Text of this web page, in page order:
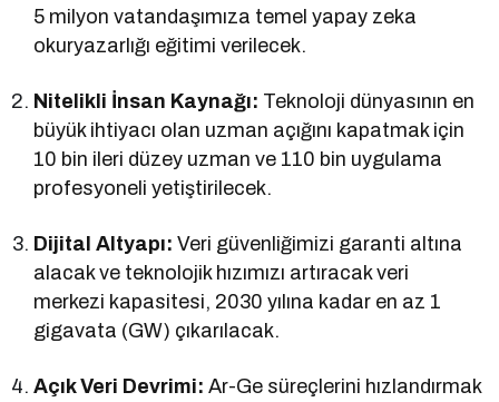
5 milyon vatandaşımıza temel yapay zeka
okuryazarlığı eğitimi verilecek.
Nitelikli İnsan Kaynağı: Teknoloji dünyasının en
büyük ihtiyacı olan uzman açığını kapatmak için
10 bin ileri düzey uzman ve 110 bin uygulama
profesyoneli yetiştirilecek.
Dijital Altyapı: Veri güvenliğimizi garanti altına
alacak ve teknolojik hızımızı artıracak veri
merkezi kapasitesi, 2030 yılına kadar en az 1
gigavata (GW) çıkarılacak.
Açık Veri Devrimi: Ar-Ge süreçlerini hızlandırmak